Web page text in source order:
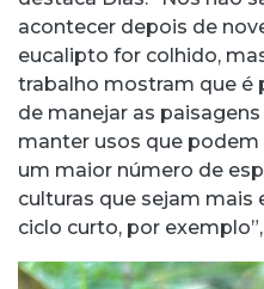
acontecer depois de
eucalipto for colhido,
trabalho mostram que é
de manejar as
manter usos que
um maior número de
culturas que sejam mais
ciclo curto, por